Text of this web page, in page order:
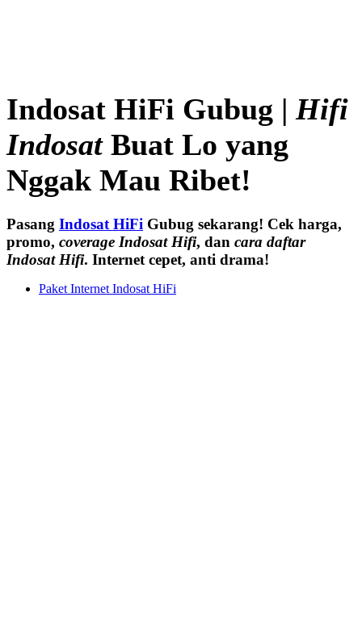
Indosat HiFi Gubug |Hifi
IndosatBuat Lo yang
Nggak Mau Ribet!
Pasang Indosat HiFi Gubug sekarang! Cek harga,
promo, coverage Indosat Hifi, dan cara daftar
Indosat Hifi. Internet cepet, anti drama!
Paket Internet Indosat HiFi